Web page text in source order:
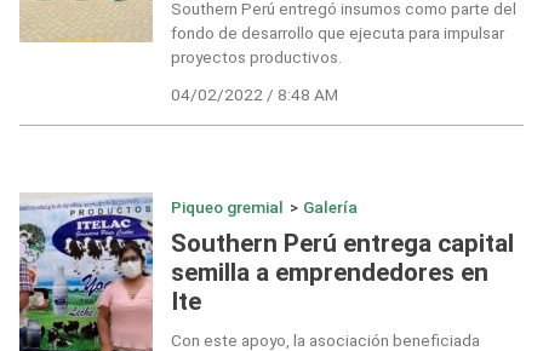
Southern Perú entregó insumos como parte del
fondo de desarrollo que ejecuta para impulsar
proyectos productivos.
04/02/2022 / 8:48 AM
Piqueo gremial > Galería
Southern Perú entrega capital
semilla a emprendedores en
Ite
Con este apoyo, la asociación beneficiada